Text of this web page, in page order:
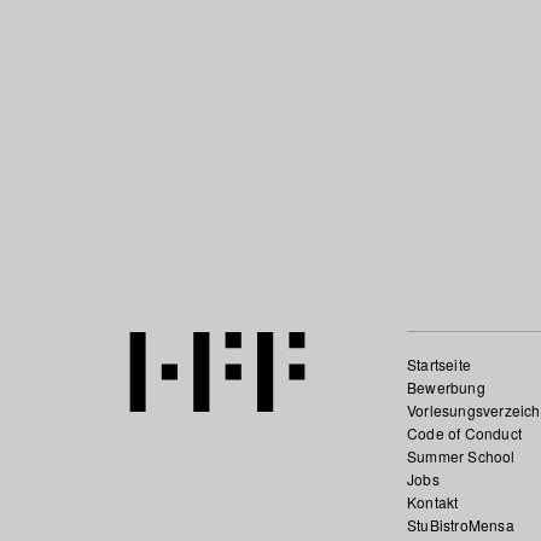
Startseite
Bewerbung
Code of Conduct
Summer School
Jobs
Kontakt
StuBistroMensa